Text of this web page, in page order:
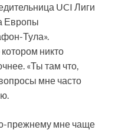
UCI Лиги
Европы
Тула».
никто
«Ты там что,
мне часто
прежнему мне чаще